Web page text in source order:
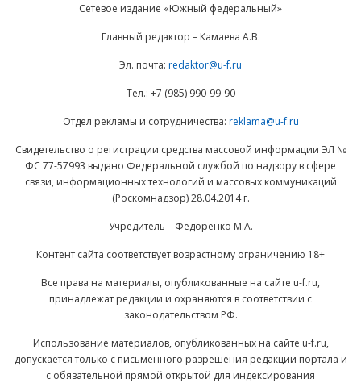
Сетевое издание «Южный федеральный»
Главный редактор – Камаева А.В.
Эл. почта: redaktor@u-f.ru
Тел.: +7 (985) 990-99-90
Отдел рекламы и сотрудничества: reklama@u-f.ru
Свидетельство о регистрации средства массовой информации ЭЛ №
ФС 77-57993 выдано Федеральной службой по надзору в сфере
связи, информационных технологий и массовых коммуникаций
(Роскомнадзор) 28.04.2014 г.
Учредитель – Федоренко М.А.
Контент сайта соответствует возрастному ограничению 18+
Все права на материалы, опубликованные на сайте u-f.ru,
принадлежат редакции и охраняются в соответствии с
законодательством РФ.
Использование материалов, опубликованных на сайте u-f.ru,
допускается только с письменного разрешения редакции портала и
с обязательной прямой открытой для индексирования